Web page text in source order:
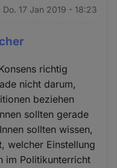
Do. 17 Jan 2019 - 18:23
richtig
nicht darum,
beziehen
sollten gerade
sollten wissen,
welcher Einstellung
im Politikunterricht